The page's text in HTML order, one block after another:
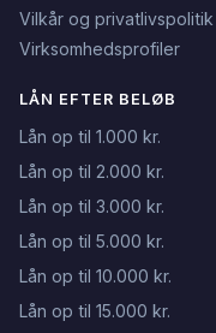
Vilkår og privatlivspolitik
Virksomhedsprofiler
LÅN EFTER BELØB
Lån op til 1.000 kr.
Lån op til 2.000 kr.
Lån op til 3.000 kr.
Lån op til 5.000 kr.
Lån op til 10.000 kr.
Lån op til 15.000 kr.